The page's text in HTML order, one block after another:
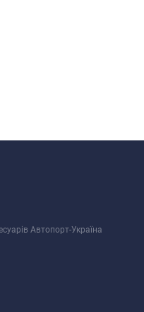
Автопорт-Україна